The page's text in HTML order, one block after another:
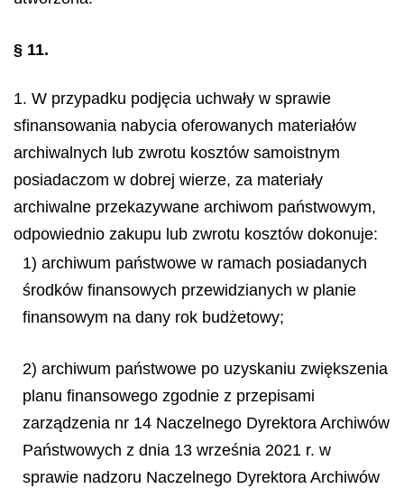
§ 11.
1. W przypadku podjęcia uchwały w sprawie
sfinansowania nabycia oferowanych materiałów
archiwalnych lub zwrotu kosztów samoistnym
posiadaczom w dobrej wierze, za materiały
archiwalne przekazywane archiwom państwowym,
odpowiednio zakupu lub zwrotu kosztów dokonuje:
1) archiwum państwowe w ramach posiadanych
środków finansowych przewidzianych w planie
finansowym na dany rok budżetowy;
2) archiwum państwowe po uzyskaniu zwiększenia
planu finansowego zgodnie z przepisami
zarządzenia nr 14 Naczelnego Dyrektora Archiwów
Państwowych z dnia 13 września 2021 r. w
sprawie nadzoru Naczelnego Dyrektora Archiwów